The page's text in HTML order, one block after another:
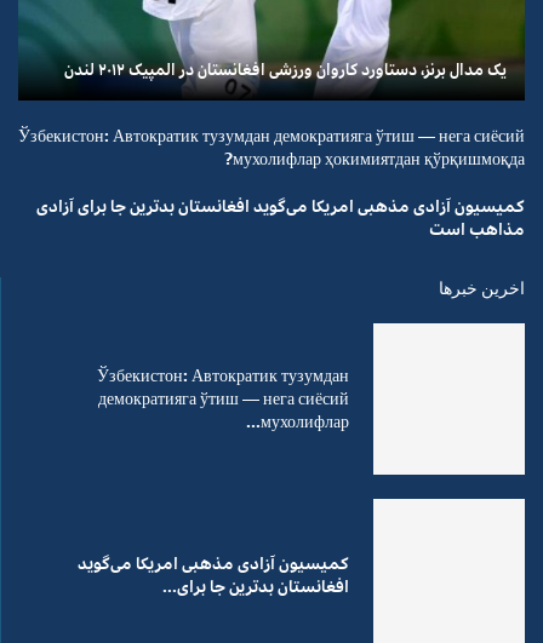
یک مدال برنز، دستاورد کاروان ورزشی افغانستان در المپیک ۲۰۱۲ لندن
Ўзбекистон: Автократик тузумдан демократияга ўтиш — нега сиёсий
мухолифлар ҳокимиятдан қўрқишмоқда?
کمیسیون آزادی مذهبی امریکا می‌گوید افغانستان بدترین جا برای آزادی
مذاهب است
اخرین خبرها
Ўзбекистон: Автократик тузумдан
демократияга ўтиш — нега сиёсий
мухолифлар...
کمیسیون آزادی مذهبی امریکا می‌گوید
افغانستان بدترین جا برای...